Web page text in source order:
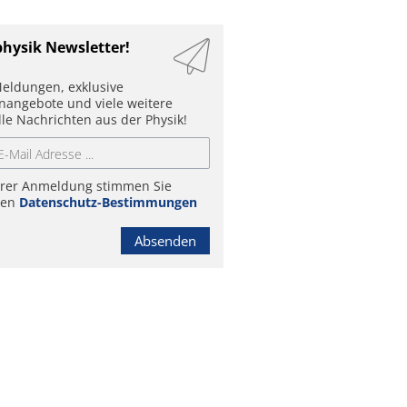
Newsletter!
exklusive
und viele weitere
Nachrichten aus der Physik!
Anmeldung stimmen Sie
Datenschutz-Bestimmungen
Absenden